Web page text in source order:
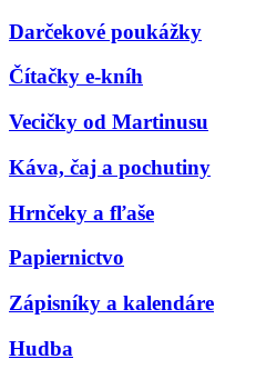
Darčekové poukážky
Čítačky e-kníh
Vecičky od Martinusu
Káva, čaj a pochutiny
Hrnčeky a fľaše
Papiernictvo
Zápisníky a kalendáre
Hudba